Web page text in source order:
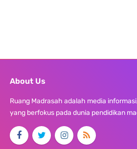
About Us
Ruang Madrasah adalah media
yang berfokus pada dunia pendidikan